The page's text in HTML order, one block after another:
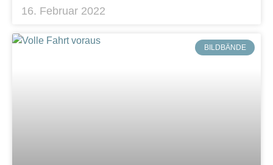
16. Februar 2022
BILDBÄNDE